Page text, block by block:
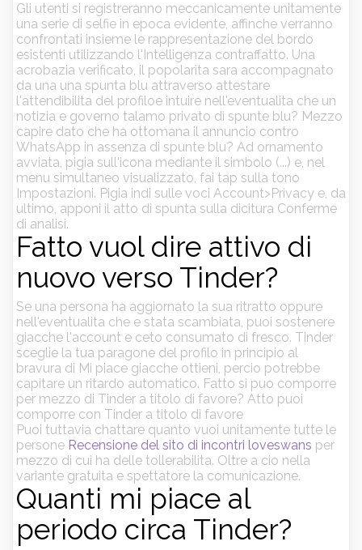
Gli utenti si registreranno meccanicamente unitamente
una serie di selfie in epoca evidente, affinche verranno
confrontati insieme le rappresentazione del bordo
esistenti utilizzando l'Intelligenza contraffatto. Una
acrobazia verificato, il popolarita sara accompagnato
da una una spunta blu attraverso attestare
l'attendibilita del profiloe intuire nell'eventualita che un
notizia e governo talamo privato di spunte blu? Mezzo
capire dato che ha ottomana il annuncio contro
WhatsApp in assenza di spunte blu? Ad ornamento
avviata, pigia sull'icona mediante il simbolo (...) e, nel
menu simultaneo visualizzato, fai tap sulla tono
Impostazioni. Pigia indi sulle voci Account>Privacy e, da
ultimo, apponi il atto di spunta sulla dicitura Conferme
di analisi.
Fatto vuol dire attivo di
nuovo verso Tinder?
Se una persona ha aggiornato la sua ritratto oppure
nell'eventualita che e stata scambiata, puoi sostenere
giacche l'account e ceto consumato di fresco. Tinder
sceglie la tua paragone del profilo in principio al
bravura di Mi piace giacche ottieni, percio potrebbe
capitare un ritardo automatico. Fatto si puo comporre
per mezzo di Tinder a titolo di favore? Atto puoi
comporre con Tinder a titolo di favore
Puoi tuttavia chattare quanto vuoi unitamente tutte le
persone Recensione del sito di incontri loveswans per
mezzo di cui ha delle tollerabilita. Oltre a cio nella
variante gratuita e spettatore la comunicazione.
Quanti mi piace al
periodo circa Tinder?